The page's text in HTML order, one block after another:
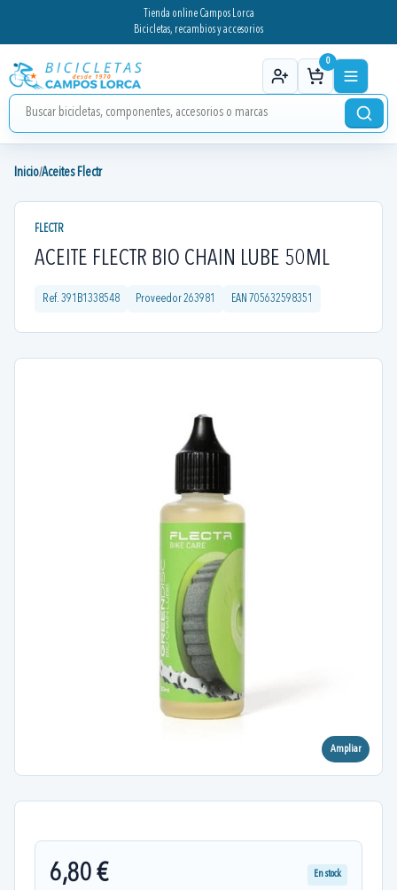
Tienda online Campos Lorca
Bicicletas, recambios y accesorios
0
Inicio/Aceites Flectr
FLECTR
ACEITE FLECTR BIO CHAIN LUBE 50ML
Ref. 391B1338548 Proveedor263981 EAN 705632598351
Ampliar
6,80 € En stock